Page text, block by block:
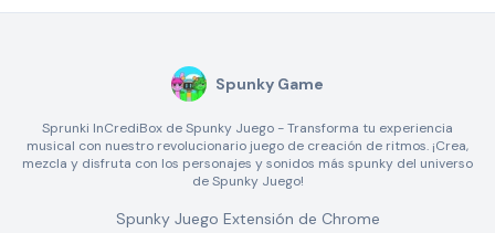
Spunky Game
Sprunki InCrediBox de Spunky Juego - Transforma tu experiencia
musical con nuestro revolucionario juego de creación de ritmos. ¡Crea,
mezcla y disfruta con los personajes y sonidos más spunky del universo
de Spunky Juego!
Spunky Juego Extensión de Chrome